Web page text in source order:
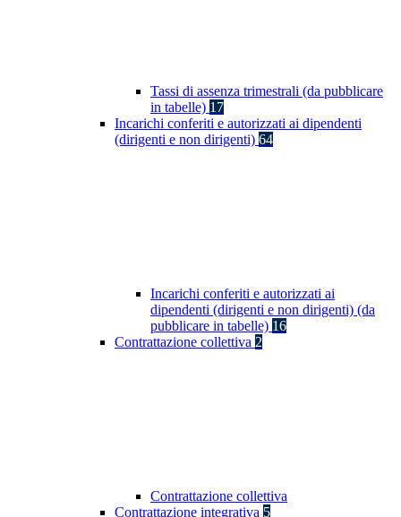
Tassi di assenza trimestrali (da pubblicare
in tabelle) 17
Incarichi conferiti e autorizzati ai dipendenti
(dirigenti e non dirigenti) 64
Incarichi conferiti e autorizzati ai
dipendenti (dirigenti e non dirigenti) (da
pubblicare in tabelle) 16
Contrattazione collettiva 2
Contrattazione collettiva
Contrattazione integrativa 5